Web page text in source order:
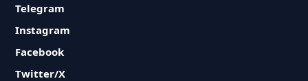
Telegram
Instagram
Facebook
Twitter/X